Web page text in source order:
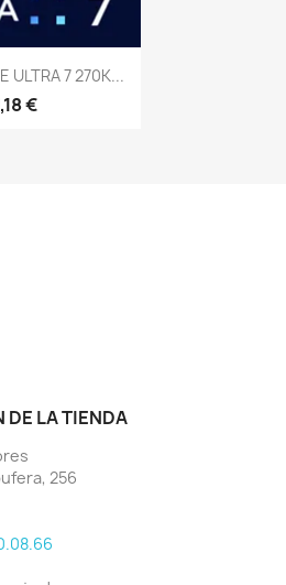
rápida
ULTRA 7 270K...
€
DE LA TIENDA
256